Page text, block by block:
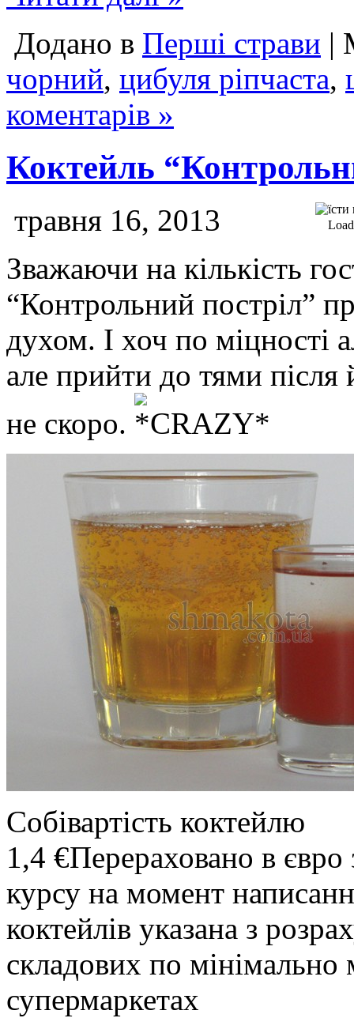
Додано в Перші страви |
чорний, цибуля ріпчаста,
коментарів »
Коктейль
травня 16, 2013
Зважаючи на кількість
“Контрольний постріл”
духом. І хоч по міцності
але прийти до тями
не скоро.
Собівартість коктейлю
1,4 €Перераховано в
курсу на момент
коктейлів указана з
складових по
супермаркетах